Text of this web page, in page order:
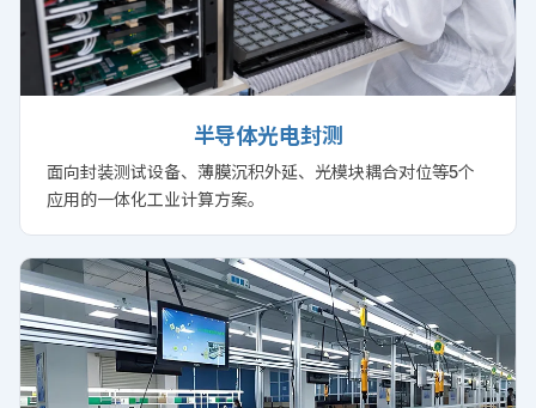
半导体光电封测
面向封装测试设备、薄膜沉积外延、光模块耦合对位等5个
应用的一体化工业计算方案。